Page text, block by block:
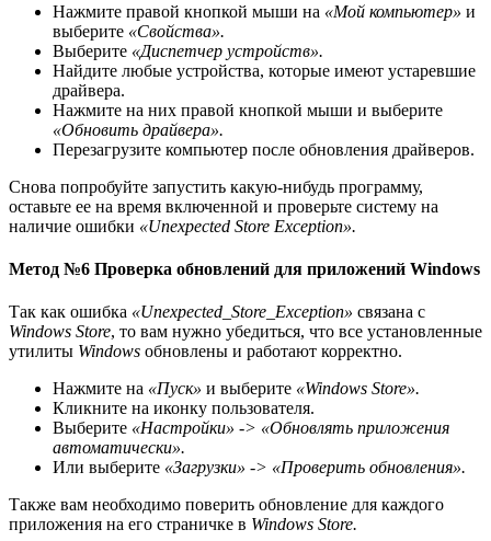
Нажмите правой кнопкой мыши на «Мой компьютер» и
выберите «Свойства».
Выберите «Диспетчер устройств».
Найдите любые устройства, которые имеют устаревшие
драйвера.
Нажмите на них правой кнопкой мыши и выберите
«Обновить драйвера».
Перезагрузите компьютер после обновления драйверов.
Снова попробуйте запустить какую-нибудь программу,
оставьте ее на время включенной и проверьте систему на
наличие ошибки «Unexpected Store Exception».
Метод №6 Проверка обновлений для приложений Windows
Так как ошибка «Unexpected_Store_Exception» связана с
Windows Store, то вам нужно убедиться, что все установленные
утилиты Windows обновлены и работают корректно.
Нажмите на «Пуск» и выберите «Windows Store».
Кликните на иконку пользователя.
Выберите «Настройки» -> «Обновлять приложения
автоматически».
Или выберите «Загрузки» -> «Проверить обновления».
Также вам необходимо поверить обновление для каждого
приложения на его страничке в Windows Store.